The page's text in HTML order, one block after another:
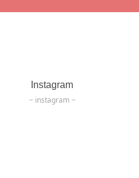
Instagram
instagram